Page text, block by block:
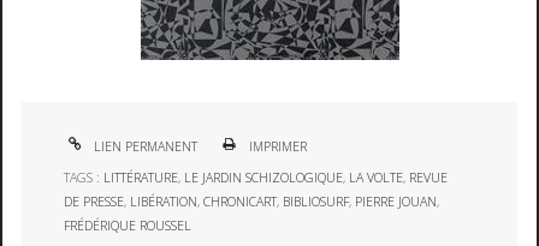
LIEN PERMANENT
IMPRIMER
TAGS : LITTÉRATURE, LE JARDIN SCHIZOLOGIQUE, LA VOLTE, REVUE
DE PRESSE, LIBÉRATION,CHRONICART, BIBLIOSURF, PIERRE JOUAN,
FRÉDÉRIQUE ROUSSEL